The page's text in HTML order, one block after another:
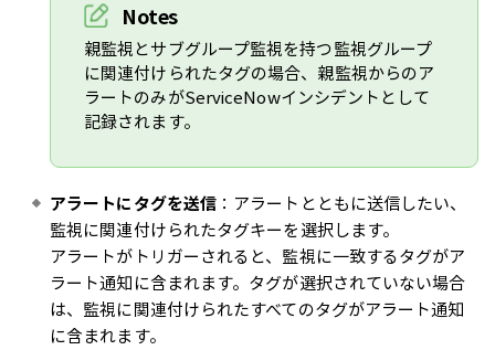
Notes
親監視とサブグループ監視を持つ監視グループ
に関連付けられたタグの場合、親監視からのア
ラートのみがServiceNowインシデントとして
記録されます。
アラートにタグを送信 ：アラートとともに送信したい、
監視に関連付けられたタグキーを選択します。
アラートがトリガーされると、監視に一致するタグがア
ラート通知に含まれます。タグが選択されていない場合
は、監視に関連付けられたすべてのタグがアラート通知
に含まれます。